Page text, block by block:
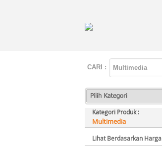
CARI :
Kategori Produk :
Multimedia
Lihat Berdasarkan Harga